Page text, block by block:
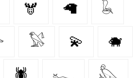
🫎 🦙 𓆘
𓅄 💫 🐗
🕷️ 𓆑 𓅽